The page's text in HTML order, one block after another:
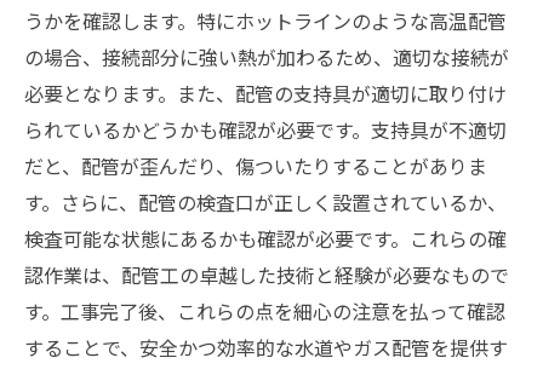
うかを確認します。特にホットラインのような高温配管
の場合、接続部分に強い熱が加わるため、適切な接続が
必要となります。また、配管の支持具が適切に取り付け
られているかどうかも確認が必要です。支持具が不適切
だと、配管が歪んだり、傷ついたりすることがありま
す。さらに、配管の検査口が正しく設置されているか、
検査可能な状態にあるかも確認が必要です。これらの確
認作業は、配管工の卓越した技術と経験が必要なもので
す。工事完了後、これらの点を細心の注意を払って確認
することで、安全かつ効率的な水道やガス配管を提供す